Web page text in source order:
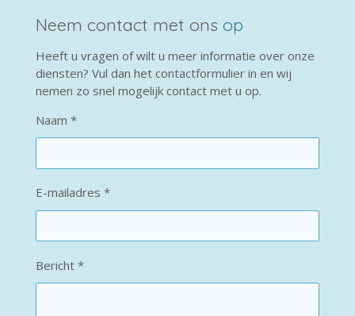
Neem contact met ons op
Heeft u vragen of wilt u meer informatie over onze
diensten? Vul dan het contactformulier in en wij
nemen zo snel mogelijk contact met u op.
Naam *
E-mailadres *
Bericht *